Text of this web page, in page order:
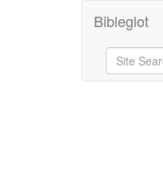
Bibleglot